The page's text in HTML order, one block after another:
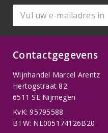
Contactgegevens
Wijnhandel Marcel Arentz
Hertogstraat 82
6511 SE Nijmegen
KvK: 95795588
BTW: NL005174126B20